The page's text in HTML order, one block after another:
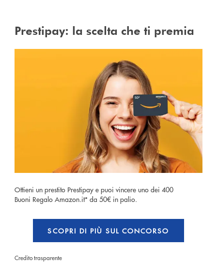
Prestipay: la scelta che ti premia
Ottieni un prestito Prestipay e puoi vincere uno dei 400
Buoni Regalo Amazon.it* da 50€ in palio.
SCOPRI DI PIÙ SUL CONCORSO
Credito trasparente